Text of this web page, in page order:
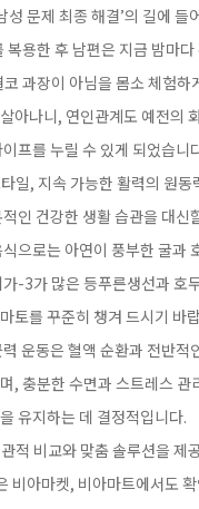
성 문제 최종 해결’의 길에 들
복용한 후 남편은 지금 밤마
코 과장이 아님을 몸소 체험하
아나니, 연인관계도 예전의
프를 누릴 수 있게 되었습니
일, 지속 가능한 활력의 원동
인 건강한 생활 습관을 대신
으로는 아연이 풍부한 굴과
-3가 많은 등푸른생선과 호
토를 꾸준히 챙겨 드시기 바
운동은 혈액 순환과 전반적
, 충분한 수면과 스트레스 관
유지하는 데 결정적입니다.
적 비교와 맞춤 솔루션을 제
비아마켓, 비아마트에서도